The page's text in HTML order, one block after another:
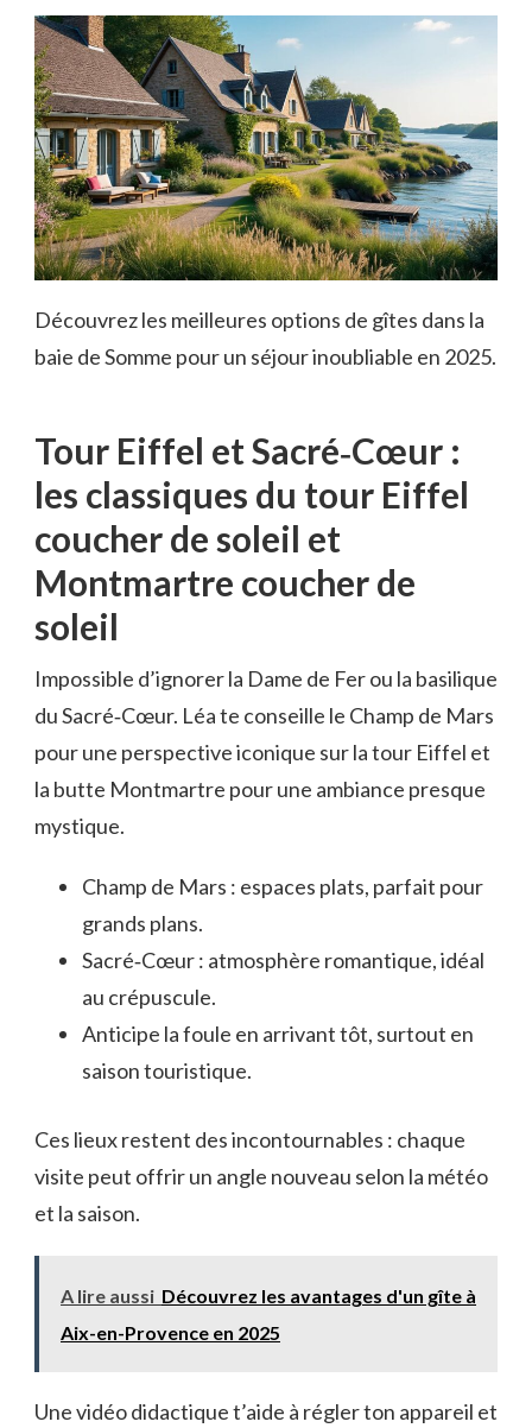
Découvrez les meilleures options de gîtes dans la
baie de Somme pour un séjour inoubliable en 2025.
Tour Eiffel et Sacré‑Cœur :
les classiques du tour Eiffel
coucher de soleil et
Montmartre coucher de
soleil
Impossible d’ignorer la Dame de Fer ou la basilique
du Sacré‑Cœur. Léa te conseille le Champ de Mars
pour une perspective iconique sur la tour Eiffel et
la butte Montmartre pour une ambiance presque
mystique.
Champ de Mars : espaces plats, parfait pour
grands plans.
Sacré‑Cœur : atmosphère romantique, idéal
au crépuscule.
Anticipe la foule en arrivant tôt, surtout en
saison touristique.
Ces lieux restent des incontournables : chaque
visite peut offrir un angle nouveau selon la météo
et la saison.
A lire aussi Découvrez les avantages d'un gîte à
Aix-en-Provence en 2025
Une vidéo didactique t’aide à régler ton appareil et